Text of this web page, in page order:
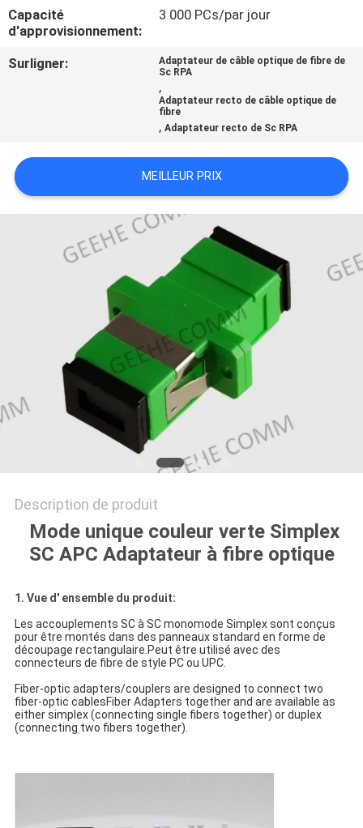
CAS
PRIVACY
Capacité
d'approvisionnement:
3 000 PCs/par jour
Surligner:
Adaptateur de câble optique de fibre de
Sc RPA
,
Adaptateur recto de câble optique de
fibre
,Adaptateur recto de Sc RPA
MEILLEUR PRIX
Description de produit
Mode unique couleur verte Simplex
SC APC Adaptateur à fibre optique
1. Vue d' ensemble du produit:
Les accouplements SC à SC monomode Simplex sont conçus
pour être montés dans des panneaux standard en forme de
découpage rectangulaire.Peut être utilisé avec des
connecteurs de fibre de style PC ou UPC.
Fiber-optic adapters/couplers are designed to connect two
fiber-optic cablesFiber Adapters together and are available as
either simplex (connecting single fibers together) or duplex
(connecting two fibers together).